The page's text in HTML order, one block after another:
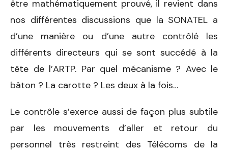
être mathématiquement prouvé, il revient dans
nos différentes discussions que la SONATEL a
d’une manière ou d’une autre contrôlé les
différents directeurs qui se sont succédé à la
tête de l’ARTP. Par quel mécanisme ? Avec le
bâton ? La carotte ? Les deux à la fois…
Le contrôle s’exerce aussi de façon plus subtile
par les mouvements d’aller et retour du
personnel très restreint des Télécoms de la